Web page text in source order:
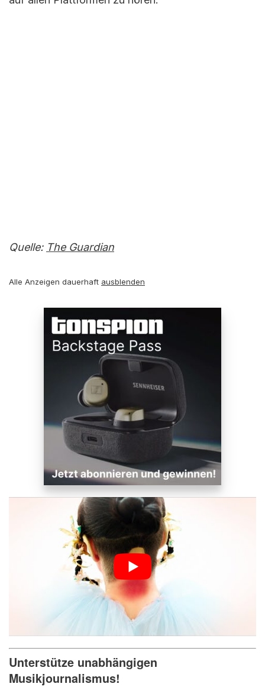
Quelle: The Guardian
Alle Anzeigen dauerhaft ausblenden
Unterstütze unabhängigen
Musikjournalismus!